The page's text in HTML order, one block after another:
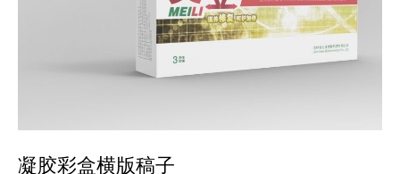
凝胶彩盒横版稿子